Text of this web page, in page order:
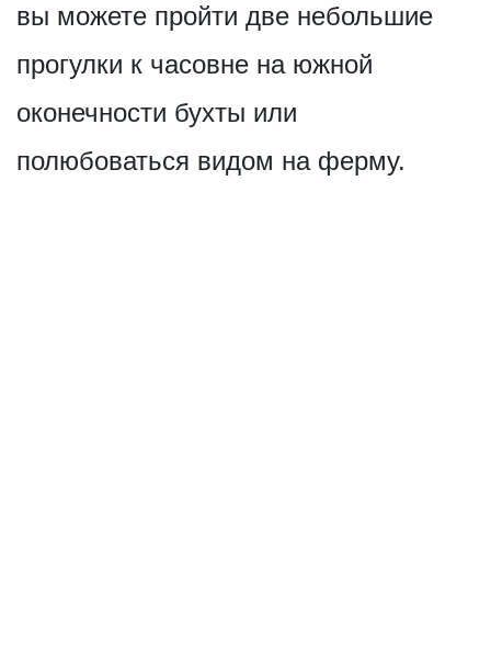
вы можете пройти две небольшие
прогулки к часовне на южной
оконечности бухты или
полюбоваться видом на ферму.